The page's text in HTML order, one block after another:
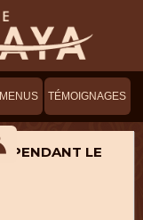
MENUS TÉMOIGNAGES
PENDANT LE